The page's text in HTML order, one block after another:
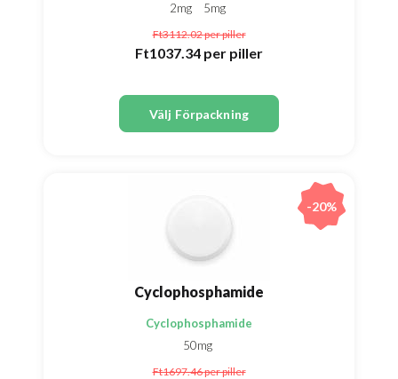
2mg 5mg
Ft3112.02per piller
Ft1037.34 per piller
Välj Förpackning
Cyclophosphamide
Cyclophosphamide
50mg
Ft1697.46per piller
-20%